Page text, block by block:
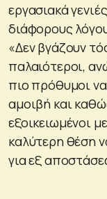
εργασιακά
διάφορους
«Δεν βγάζουν
παλαιότεροι,
πιο πρόθυμοι
αμοιβή και
εξοικειωμένοι
καλύτερη θέση
για εξ